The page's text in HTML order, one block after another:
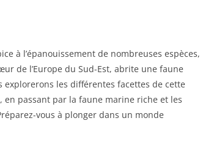
à l’épanouissement de nombreuses espèces,
de l’Europe du Sud-Est, abrite une faune
explorerons les différentes facettes de cette
passant par la faune marine riche et les
vous à plonger dans un monde